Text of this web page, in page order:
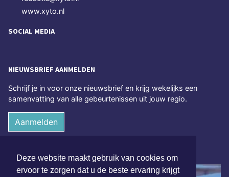
Deze website maakt gebruik van cookies om
ervoor te zorgen dat u de beste ervaring krijgt
www.xyto.nl
SOCIAL MEDIA
NIEUWSBRIEF AANMELDEN
Schrijf je in voor onze nieuwsbrief en krijg wekelijks een
samenvatting van alle gebeurtenissen uit jouw regio.
Aanmelden